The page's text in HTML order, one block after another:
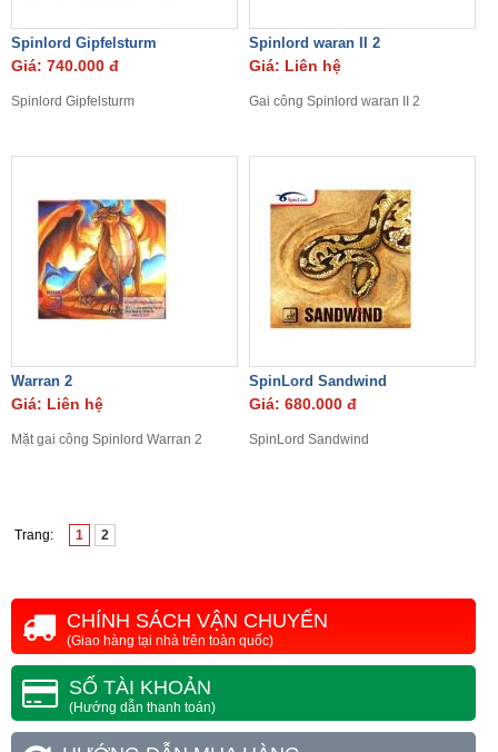
Spinlord Gipfelsturm
Giá: 740.000 đ
Spinlord Gipfelsturm
Spinlord waran II 2
Giá: Liên hệ
Gai công Spinlord waran II 2
Warran 2
Giá: Liên hệ
Mặt gai công Spinlord Warran 2
SpinLord Sandwind
Giá: 680.000 đ
SpinLord Sandwind
Trang: 1 2
CHÍNH SÁCH VẬN CHUYỂN
(Giao hàng tại nhà trên toàn quốc)
SỐ TÀI KHOẢN
(Hướng dẫn thanh toán)